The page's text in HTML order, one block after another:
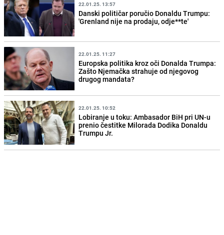
22.01.25. 13:57
Danski političar poručio Donaldu Trumpu:
'Grenland nije na prodaju, odje**te'
22.01.25. 11:27
Europska politika kroz oči Donalda Trumpa:
Zašto Njemačka strahuje od njegovog
drugog mandata?
22.01.25. 10:52
Lobiranje u toku: Ambasador BiH pri UN-u
prenio čestitke Milorada Dodika Donaldu
Trumpu Jr.